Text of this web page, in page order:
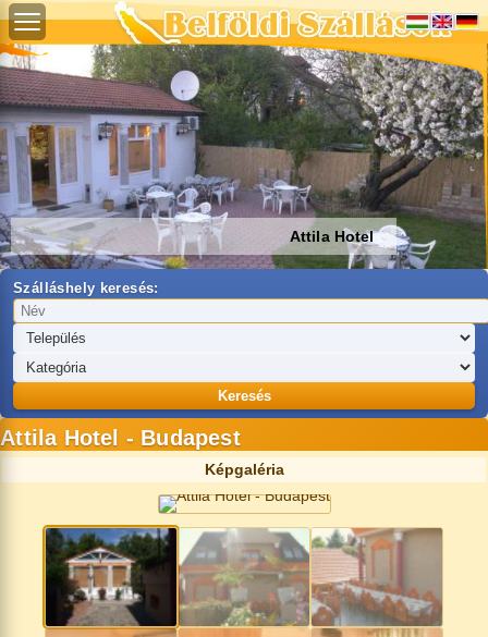
Attila Hotel
Szálláshely keresés:
Keresés
Attila Hotel - Budapest
Képgaléria